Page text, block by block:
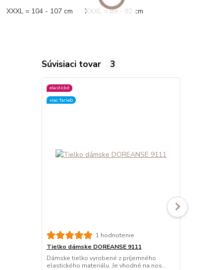
XXXL = 104 - 107 cm XXXL = 89 - 92 cm
Súvisiaci tovar 3
elastické
viac farieb
1 hodnotenie
Tielko dámske DOREANSE 9111
Dámske tielko vyrobené z príjemného
elastického materiálu. Je vhodné na nos...